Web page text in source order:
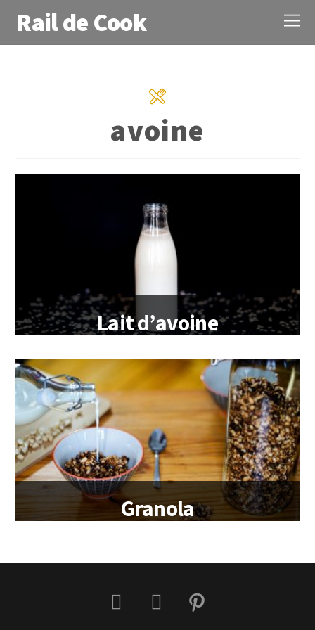
Rail de Cook
avoine
Lait d’avoine
Granola